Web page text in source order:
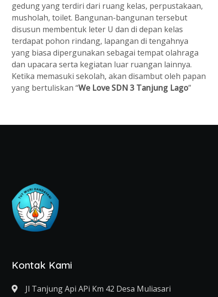
gedung yang terdiri dari ruang kelas, perpustakaan,
musholah, toilet. Bangunan-bangunan tersebut
disusun membentuk leter U dan di depan kelas
terdapat pohon rindang, lapangan di tengahnya
yang biasa dipergunakan sebagai tempat olahraga
dan upacara serta kegiatan luar ruangan lainnya.
Ketika memasuki sekolah, akan disambut oleh papan
yang bertuliskan “We Love SDN 3 Tanjung Lago”
Kontak Kami
Jl Tanjung Api APi Km 42 Desa Muliasari